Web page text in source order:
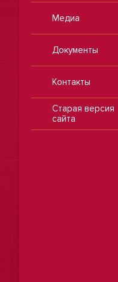
Медиа
Документы
Контакты
Старая версия
сайта